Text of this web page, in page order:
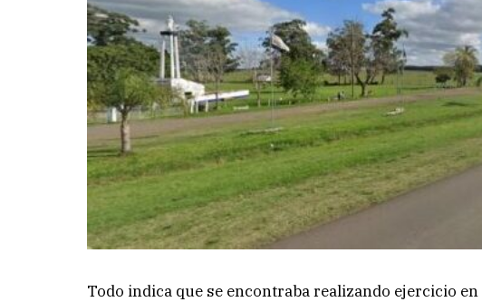
Todo indica que se encontraba realizando ejercicio